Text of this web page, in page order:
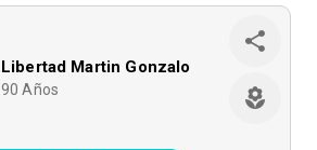
Libertad Martin Gonzalo
90 Años